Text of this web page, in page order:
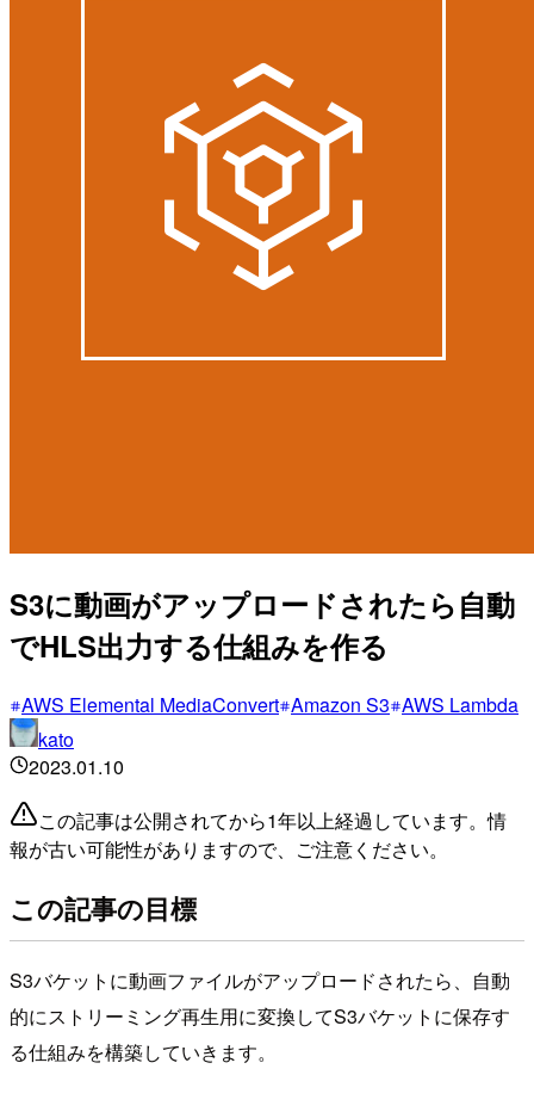
S3に動画がアップロードされたら自動
でHLS出力する仕組みを作る
AWS Elemental MediaConvert Amazon S3 AWS Lambda
kato
2023.01.10
この記事は公開されてから1年以上経過しています。情
報が古い可能性がありますので、ご注意ください。
この記事の目標
S3バケットに動画ファイルがアップロードされたら、自動
的にストリーミング再生用に変換してS3バケットに保存す
る仕組みを構築していきます。